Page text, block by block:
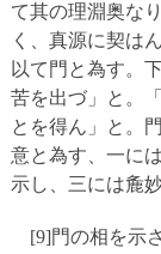
て其の理淵奥な
く、真源に契は
以て門と為す。
苦を出づ」と。
とを得ん」と。
意と為す、一に
示し、三には麁
[9]門の相を示